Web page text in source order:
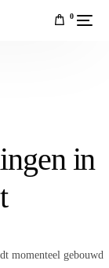
0
in
momenteel gebouwd